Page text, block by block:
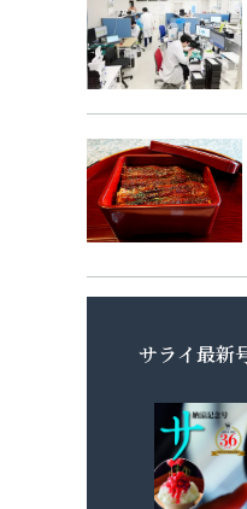
サライ最新